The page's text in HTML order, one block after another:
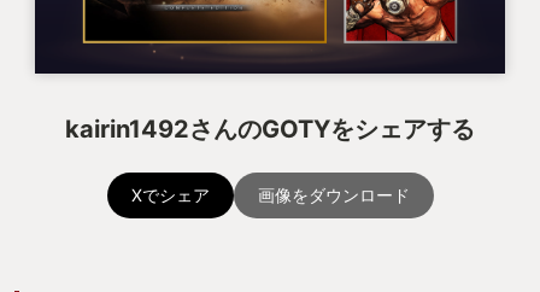
kairin1492さんのGOTYをシェアする
Xでシェア 画像をダウンロード